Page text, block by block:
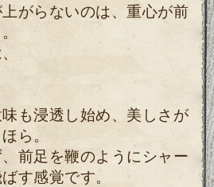
がらないのは、重心が前
も浸透し始め、美しさが
ら。
前足を鞭のようにシャー
す感覚です。